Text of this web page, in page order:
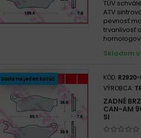
TÜV
ATV
pevnosť
trvanlivosť
Skladom
Sada na jeden kotúč KÓD: R2920-
VÝROBCA:
ZADNÉ
CAN-AM
SI